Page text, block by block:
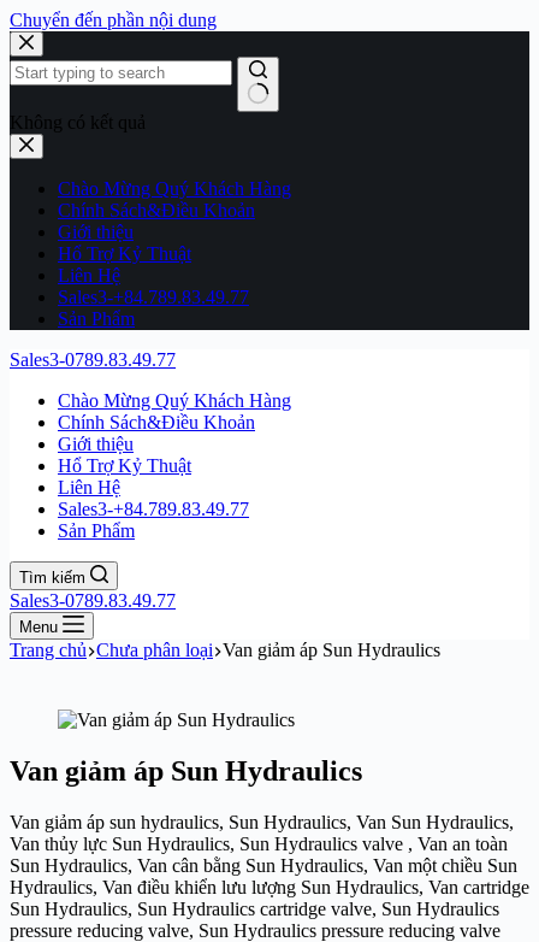
Chuyển đến phần nội dung
Không có kết quả
Chào Mừng Quý Khách Hàng
Chính Sách&Điều Khoản
Giới thiệu
Hổ Trợ Kỷ Thuật
Liên Hệ
Sales3-+84.789.83.49.77
Sản Phẩm
Sales3-0789.83.49.77
Chào Mừng Quý Khách Hàng
Chính Sách&Điều Khoản
Giới thiệu
Hổ Trợ Kỷ Thuật
Liên Hệ
Sales3-+84.789.83.49.77
Sản Phẩm
Tìm kiếm
Sales3-0789.83.49.77
Menu
Trang chủ Chưa phân loại Van giảm áp Sun Hydraulics
Van giảm áp Sun Hydraulics
Van giảm áp sun hydraulics, Sun Hydraulics, Van Sun Hydraulics,
Van thủy lực Sun Hydraulics, Sun Hydraulics valve , Van an toàn
Sun Hydraulics, Van cân bằng Sun Hydraulics, Van một chiều Sun
Hydraulics, Van điều khiển lưu lượng Sun Hydraulics, Van cartridge
Sun Hydraulics, Sun Hydraulics cartridge valve, Sun Hydraulics
pressure reducing valve, Sun Hydraulics pressure reducing valve